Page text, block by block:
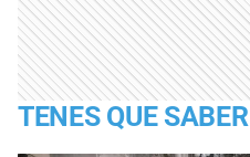
TENES QUE SABER